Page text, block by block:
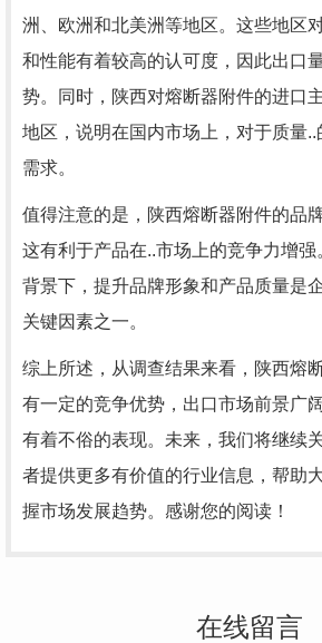
洲、欧洲和北美洲等地区。这些地区
和性能有着较高的认可度，因此出口
势。同时，陕西对熔断器附件的进口
地区，说明在国内市场上，对于质量
需求。
值得注意的是，陕西熔断器附件的品
这有利于产品在..市场上的竞争力增强
背景下，提升品牌形象和产品质量是
关键因素之一。
综上所述，从调查结果来看，陕西熔
有一定的竞争优势，出口市场前景广
有着不俗的表现。未来，我们将继续
者提供更多有价值的行业信息，帮助
握市场发展趋势。感谢您的阅读！
在线留言